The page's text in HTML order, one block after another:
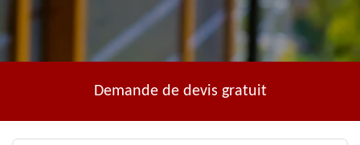
Demande de devis gratuit